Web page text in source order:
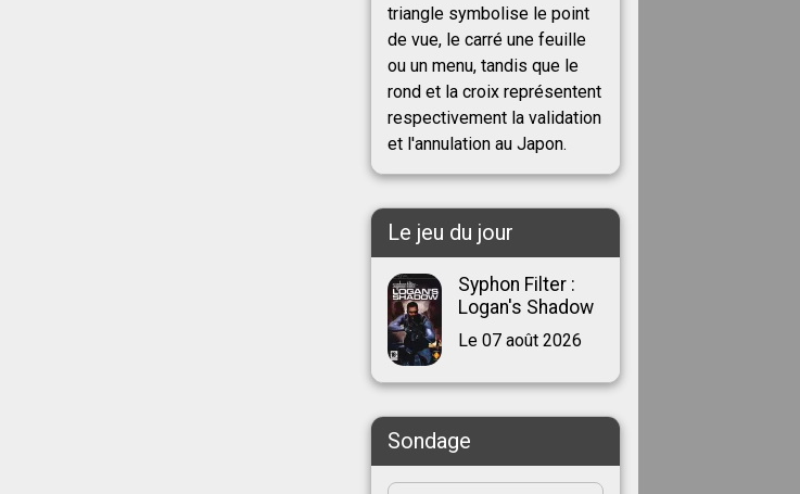
triangle symbolise le point
de vue, le carré une feuille
ou un menu, tandis que le
rond et la croix représentent
respectivement la validation
et l'annulation au Japon.
Le jeu du jour
Syphon Filter :
Logan's Shadow
Le 07 août 2026
Sondage